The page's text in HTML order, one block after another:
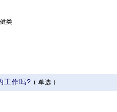
类
工作吗? ( 单选 )